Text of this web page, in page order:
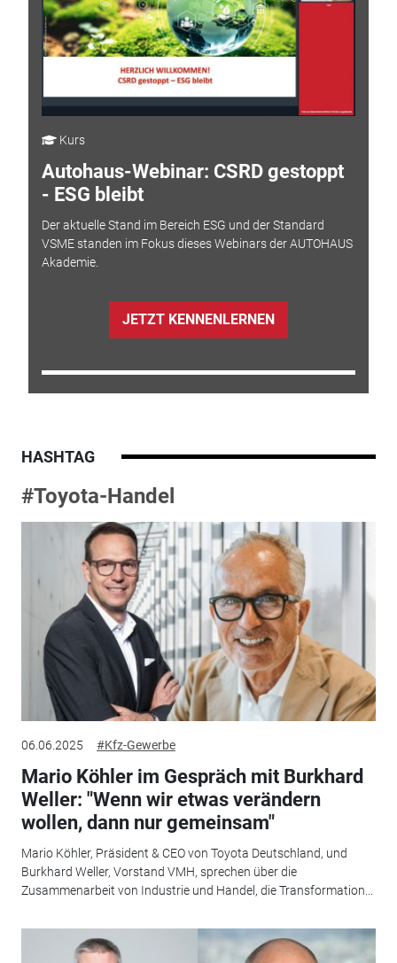
Kurs
Autohaus-Webinar: CSRD gestoppt
- ESG bleibt
Der aktuelle Stand im Bereich ESG und der Standard
VSME standen im Fokus dieses Webinars der AUTOHAUS
Akademie.
JETZT KENNENLERNEN
HASHTAG
#Toyota-Handel
06.06.2025 #Kfz-Gewerbe
Mario Köhler im Gespräch mit Burkhard
Weller: "Wenn wir etwas verändern
wollen, dann nur gemeinsam"
Mario Köhler, Präsident & CEO von Toyota Deutschland, und
Burkhard Weller, Vorstand VMH, sprechen über die
Zusammenarbeit von Industrie und Handel, die Transformation...